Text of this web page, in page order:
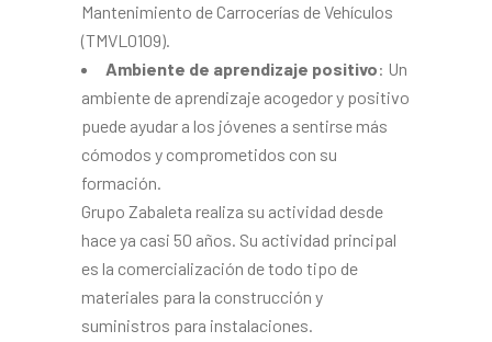
Mantenimiento de Carrocerías de Vehículos
(TMVL0109).
Ambiente de aprendizaje positivo: Un
ambiente de aprendizaje acogedor y positivo
puede ayudar a los jóvenes a sentirse más
cómodos y comprometidos con su
formación.
Grupo Zabaleta realiza su actividad desde
hace ya casi 50 años. Su actividad principal
es la comercialización de todo tipo de
materiales para la construcción y
suministros para instalaciones.